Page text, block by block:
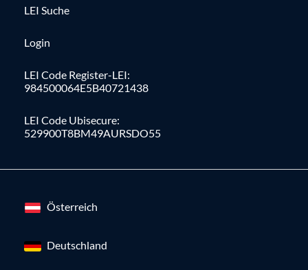
LEI Suche
Login
LEI Code Register-LEI:
984500064E5B40721438
LEI Code Ubisecure:
529900T8BM49AURSDO55
Österreich
Deutschland